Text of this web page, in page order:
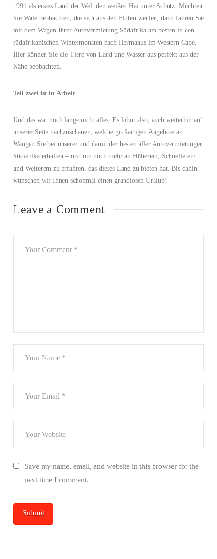
1991 als erstes Land der Welt den weißen Hai unter Schutz. Möchten
Sie Wale beobachten, die sich aus den Fluten werfen, dann fahren Sie
mit dem Wagen Ihrer Autovermietung Südafrika am besten in den
südafrikanischen Wintermonaten nach Hermanus im Western Cape.
Hier können Sie die Tiere von Land und Wasser aus perfekt aus der
Nähe beobachten.
Teil zwei ist in Arbeit
Und das war noch lange nicht alles. Es lohnt also, auch weiterhin auf
unserer Seite nachzuschauen, welche großartigen Angebote an
Wangen Sie bei unserer und damit der besten aller Autovermietungen
Südafrika erhalten – und um noch mehr an Höherem, Schnellerem
und Weiterem zu erfahren, das dieses Land zu bieten hat. Bis dahin
wünschen wir Ihnen schonmal einen grandiosen Uralub!
Leave a Comment
Save my name, email, and website in this browser for the
next time I comment.